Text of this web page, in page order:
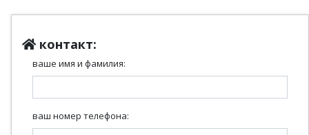
контакт:
ваше имя и фамилия:
ваш номер телефона: